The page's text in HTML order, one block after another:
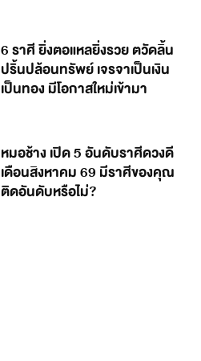
6 ราศี ยิ่งตอแหลยิ่งรวย ตวัดลิ้น
ปริ้นปล้อนทรัพย์ เจรจาเป็นเงิน
เป็นทอง มีโอกาสใหม่เข้ามา
หมอช้าง เปิด 5 อันดับราศีดวงดี
เดือนสิงหาคม 69 มีราศีของคุณ
ติดอันดับหรือไม่?